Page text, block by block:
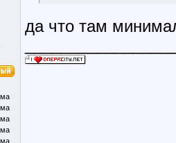
да что там